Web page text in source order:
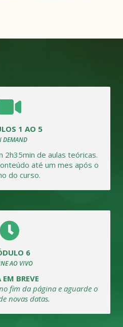
1 AO 5
DEMAND
2h35min de aulas teóricas.
até um mes após o
do curso.
6
AO VIVO
BREVE
fim da página e aguarde o
novas datas.